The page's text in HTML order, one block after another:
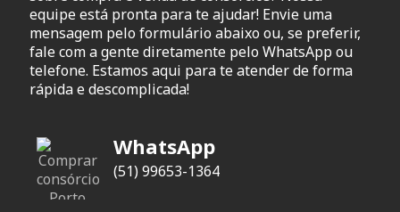
equipe está pronta para te ajudar! Envie uma
mensagem pelo formulário abaixo ou, se preferir,
fale com a gente diretamente pelo WhatsApp ou
telefone. Estamos aqui para te atender de forma
rápida e descomplicada!
WhatsApp
(51) 99653-1364